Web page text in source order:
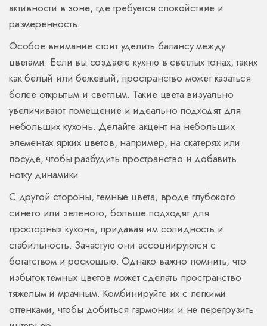
активности в зоне, где требуется спокойствие и
размеренность.
Особое внимание стоит уделить балансу между
цветами. Если вы создаете кухню в светлых тонах, таких
как белый или бежевый, пространство может казаться
более открытым и светлым. Такие цвета визуально
увеличивают помещение и идеально подходят для
небольших кухонь. Делайте акцент на небольших
элементах ярких цветов, например, на скатерях или
посуде, чтобы разбудить пространство и добавить
нотку динамики.
С другой стороны, темные цвета, вроде глубокого
синего или зеленого, больше подходят для
просторных кухонь, придавая им солидность и
стабильность. Зачастую они ассоциируются с
богатством и роскошью. Однако важно помнить, что
избыток темных цветов может сделать пространство
тяжелым и мрачным. Комбинируйте их с легкими
оттенками, чтобы добиться гармонии и не перегрузить